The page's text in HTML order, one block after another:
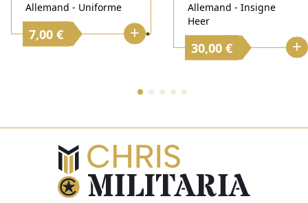
Allemand - Uniforme
7,00 € +
Allemand - Insigne
Heer
30,00 € +